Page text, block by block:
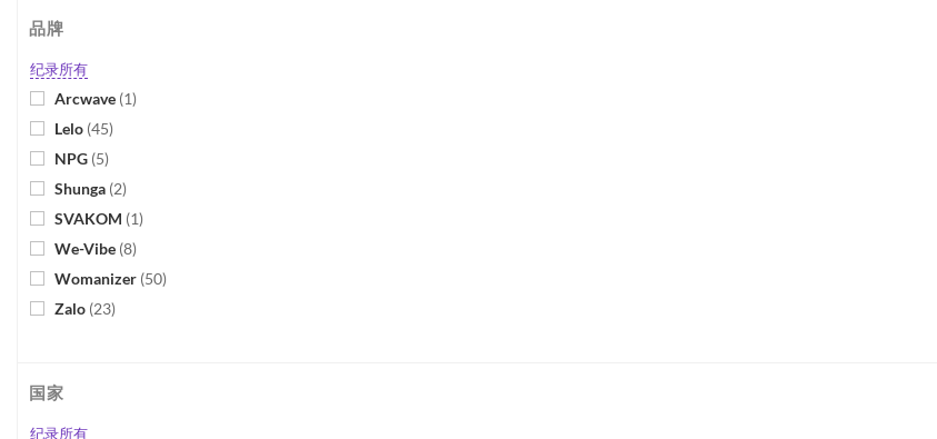
品牌
纪录所有
Arcwave (1)
Lelo (45)
NPG (5)
Shunga (2)
SVAKOM (1)
We-Vibe (8)
Womanizer (50)
Zalo (23)
Bloomgasm
Bodywand
国家
纪录所有